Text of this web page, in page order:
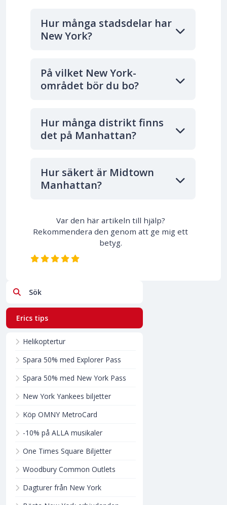
Hur många stadsdelar har
New York?
På vilket New York-
området bör du bo?
Hur många distrikt finns
det på Manhattan?
Hur säkert är Midtown
Manhattan?
Var den här artikeln till hjälp?
Rekommendera den genom att ge mig ett
betyg.
Sök
Erics tips
Helikoptertur
Spara 50% med Explorer Pass
Spara 50% med New York Pass
New York Yankees biljetter
Köp OMNY MetroCard
-10% på ALLA musikaler
One Times Square Biljetter
Woodbury Common Outlets
Dagturer från New York